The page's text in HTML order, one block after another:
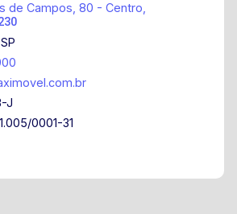
de Campos, 80 - Centro,
J
0001-31